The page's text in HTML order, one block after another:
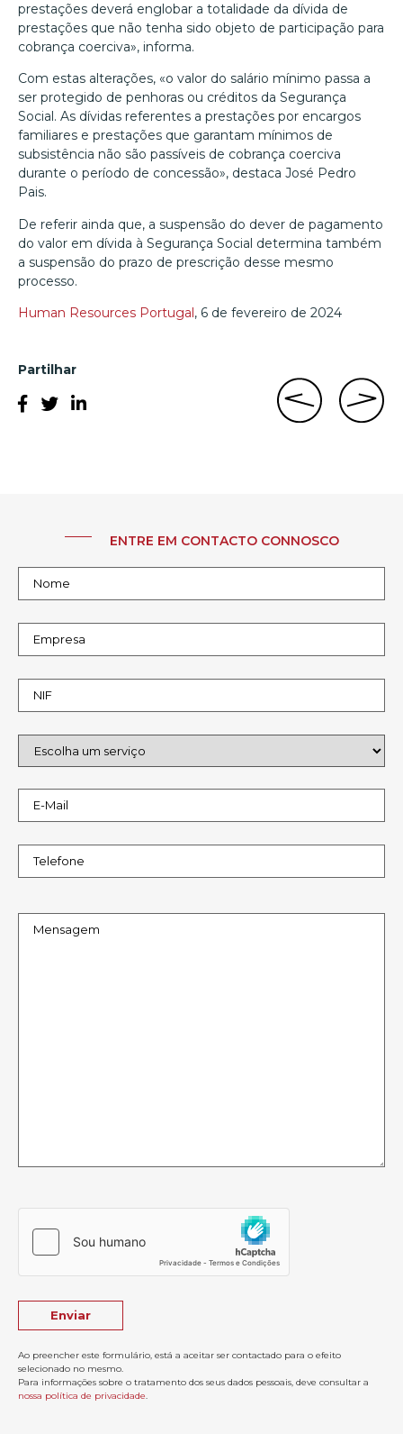
prestações deverá englobar a totalidade da dívida de
prestações que não tenha sido objeto de participação para
cobrança coerciva», informa.
Com estas alterações, «o valor do salário mínimo passa a
ser protegido de penhoras ou créditos da Segurança
Social. As dívidas referentes a prestações por encargos
familiares e prestações que garantam mínimos de
subsistência não são passíveis de cobrança coerciva
durante o período de concessão», destaca José Pedro
Pais.
De referir ainda que, a suspensão do dever de pagamento
do valor em dívida à Segurança Social determina também
a suspensão do prazo de prescrição desse mesmo
processo.
Human Resources Portugal, 6 de fevereiro de 2024
Partilhar
ENTRE EM CONTACTO CONNOSCO
Ao preencher este formulário, está a aceitar ser contactado para o efeito
selecionado no mesmo.
Para informações sobre o tratamento dos seus dados pessoais, deve consultar a
nossa política de privacidade.